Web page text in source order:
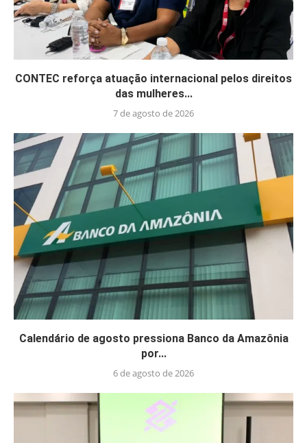
CONTEC reforça atuação internacional pelos direitos
das mulheres...
7 de agosto de 2026
Calendário de agosto pressiona Banco da Amazônia
por...
6 de agosto de 2026